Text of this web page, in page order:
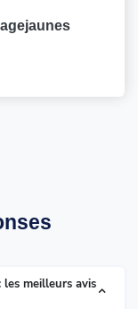
meilleurs avis